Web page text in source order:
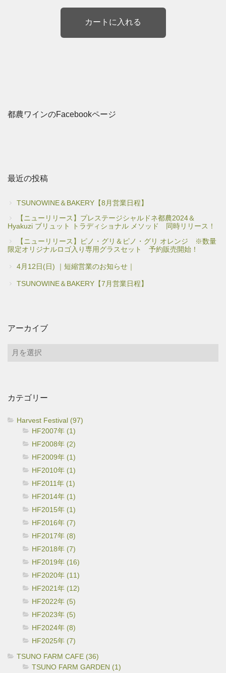
都農ワインのFacebookページ
最近の投稿
TSUNOWINE＆BAKERY【8月営業日程】
【ニューリリース】プレステージシャルドネ都農2024＆
Hyakuzi ブリュット トラディショナル メソッド 同時リリース！
【ニューリリース】ピノ・グリ＆ピノ・グリ オレンジ ※数量
限定オリジナルロゴ入り専用グラスセット 予約販売開始！
4月12日(日) ｜短縮営業のお知らせ｜
TSUNOWINE＆BAKERY【7月営業日程】
アーカイブ
ア
ブ
カテゴリー
Harvest Festival (97)
HF2007年 (1)
HF2008年 (2)
HF2009年 (1)
HF2010年 (1)
HF2011年 (1)
HF2014年 (1)
HF2015年 (1)
HF2016年 (7)
HF2017年 (8)
HF2018年 (7)
HF2019年 (16)
HF2020年 (11)
HF2021年 (12)
HF2022年 (5)
HF2023年 (5)
HF2024年 (8)
HF2025年 (7)
TSUNO FARM CAFE (36)
TSUNO FARM GARDEN (1)